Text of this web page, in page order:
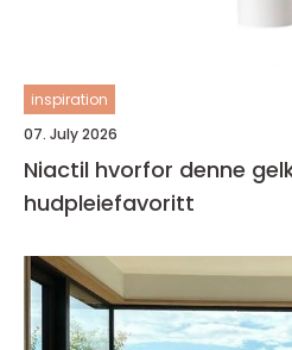
inspiration
07. July 2026
Niactil hvorfor denne gelkremen har blitt en
hudpleiefavoritt